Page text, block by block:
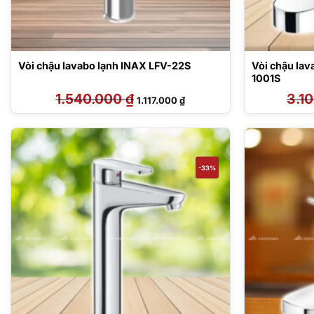
Vòi chậu lavabo lạnh INAX LFV-22S
1.540.000₫ Giá
gốc
là:
1.117.000₫Giá
hiện
tại
1.117.000 ₫.
Vòi chậu
1001S
-33%